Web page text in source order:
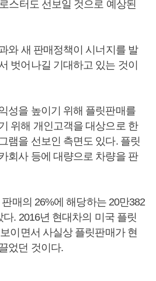
스터도 선보일 것으로 예상된
와 새 판매정책이 시너지를 발
벗어나길 기대하고 있는 것이
성을 높이기 위해 플릿판매를
위해 개인고객을 대상으로 한
램을 선보인 측면도 있다. 플릿
회사 등에 대량으로 차량을 판
매의 26%에 해당하는 20만382
. 2016년 현대차의 미국 플릿
이면서 사실상 플릿판매가 현
었던 것이다.